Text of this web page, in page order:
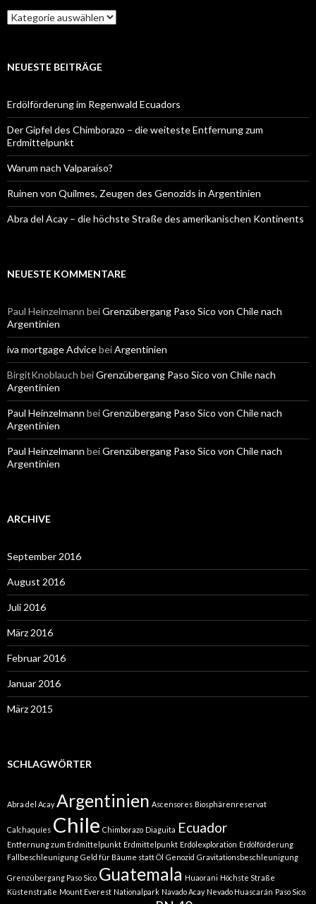
Kategorien
NEUESTE BEITRÄGE
Erdölförderung im Regenwald Ecuadors
Der Gipfel des Chimborazo – die weiteste Entfernung zum
Erdmittelpunkt
Warum nach Valparaíso?
Ruinen von Quilmes, Zeugen des Genozids in Argentinien
Abra del Acay – die höchste Straße des amerikanischen Kontinents
NEUESTE KOMMENTARE
Paul Heinzelmann beiGrenzübergang Paso Sico von Chile nach
Argentinien
iva mortgage AdvicebeiArgentinien
BirgitKnoblauch beiGrenzübergang Paso Sico von Chile nach
Argentinien
Paul Heinzelmann beiGrenzübergang Paso Sico von Chile nach
Argentinien
Paul Heinzelmann beiGrenzübergang Paso Sico von Chile nach
Argentinien
ARCHIVE
September 2016
August 2016
Juli 2016
März 2016
Februar 2016
Januar 2016
März 2015
SCHLAGWÖRTER
Abra del Acay Argentinien Ascensores Biosphärenreservat
Calchaquíes Chile Chimborazo Diaguita Ecuador
Entfernung zum Erdmittelpunkt Erdmittelpunkt Erdölexploration Erdölförderung
Fallbeschleunigung Geld für Bäume statt Öl Genozid Gravitationsbeschleunigung
Grenzübergang Paso Sico Guatemala Huaorani Höchste Straße
Küstenstraße Mount Everest Nationalpark Navado Acay Nevado Huascarán Paso Sico